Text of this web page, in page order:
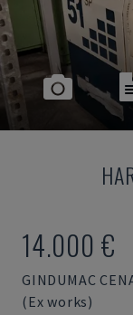
14.000 €
GINDUMAC
(Ex works)